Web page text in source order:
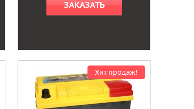
ЗАКАЗАТЬ
Хит продаж!